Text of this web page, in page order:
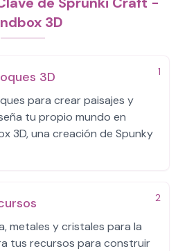
3D
1
3D
para crear paisajes y
tu propio mundo en
3D, una creación de Spunky
2
metales y cristales para la
tus recursos para construir